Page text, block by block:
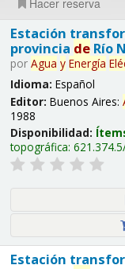
Hacer reserva
Estación
provincia deRío
por Agua y Energía
Idioma: Español
Editor: Buenos Aires:
1988
Disponibilidad:
topográfica:
Estación